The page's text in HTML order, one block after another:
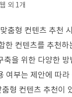
웹 외 1개
춤형 컨텐츠 추천
한 컨텐츠를 추천
축을 위한 다양한
부는 제안에 따
형 컨텐츠 추천이